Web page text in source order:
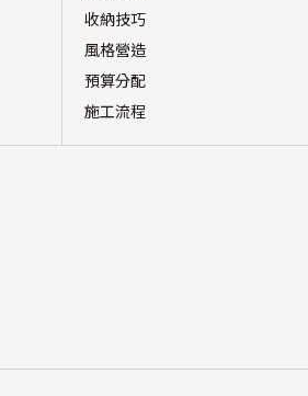
收納技巧
風格營造
預算分配
施工流程